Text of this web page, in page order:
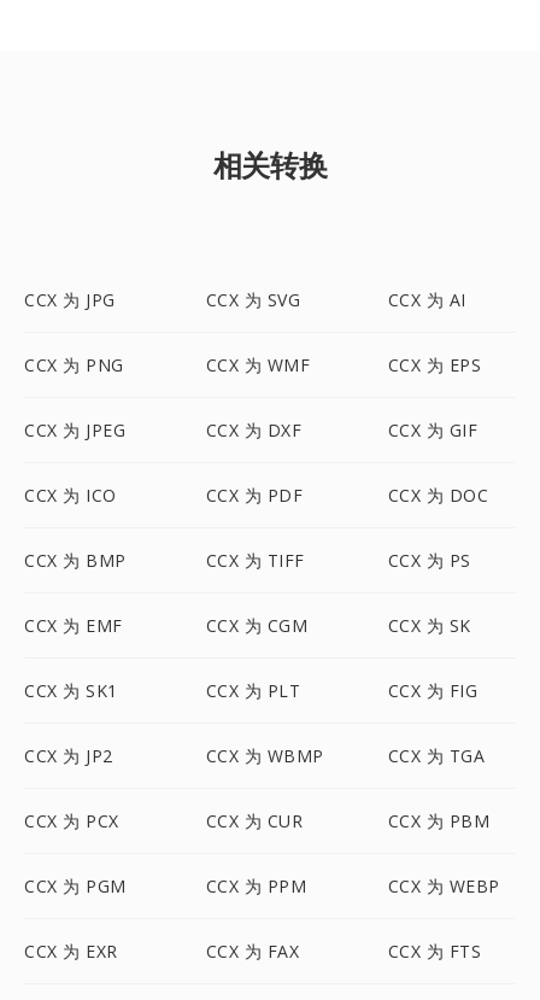
相关转换
CCX 为 JPG CCX 为 SVG CCX 为 AI
CCX 为 PNG CCX 为 WMF CCX 为 EPS
CCX 为 JPEG CCX 为 DXF CCX 为 GIF
CCX 为 ICO CCX 为 PDF CCX 为 DOC
CCX 为 BMP CCX 为 TIFF CCX 为 PS
CCX 为 EMF CCX 为 CGM CCX 为 SK
CCX 为 SK1 CCX 为 PLT CCX 为 FIG
CCX 为 JP2 CCX 为 WBMP CCX 为 TGA
CCX 为 PCX CCX 为 CUR CCX 为 PBM
CCX 为 PGM CCX 为 PPM CCX 为 WEBP
CCX 为 EXR CCX 为 FAX CCX 为 FTS